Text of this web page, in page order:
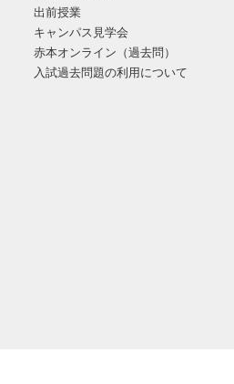
出前授業
キャンパス見学会
赤本オンライン（過去問）
入試過去問題の利用について